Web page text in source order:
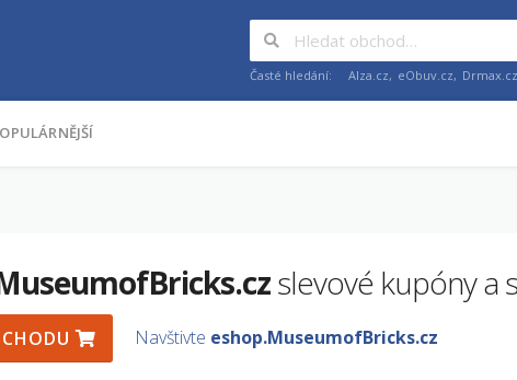
Časté hledání: Alza.cz, eObuv.cz, Drmax.cz
slevové kupóny a
Navštivte eshop.MuseumofBricks.cz